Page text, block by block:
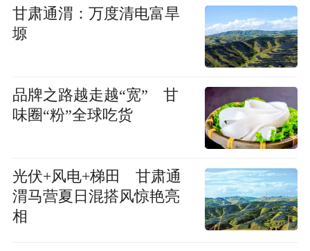
甘肃通渭：万度清电富旱
塬
品牌之路越走越“宽” 甘
味圈“粉”全球吃货
光伏+风电+梯田 甘肃通
渭马营夏日混搭风惊艳亮
相